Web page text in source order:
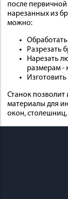
после
нарезанных из
можно:
Разрезать
Нарезать
размерам -
Станок позволит
материалы для
окон,